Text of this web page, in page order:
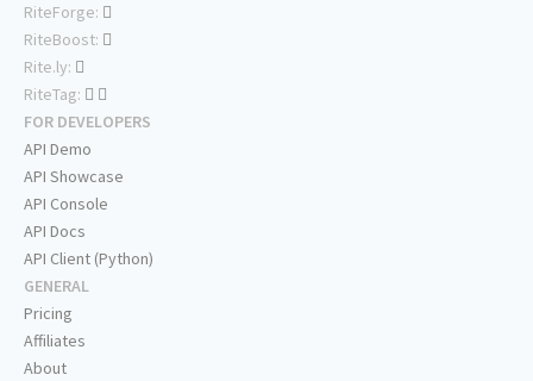
RiteForge:
RiteBoost:
Rite.ly:
RiteTag:
FOR DEVELOPERS
API Demo
API Showcase
API Console
API Docs
API Client (Python)
GENERAL
Pricing
Affiliates
About